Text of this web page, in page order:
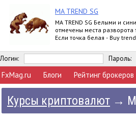
MA TREND SG
MA TREND SG Белыми и
отмечены места разворота
Если точка белая - Buy
Логин: Пароль:
FxMag.ru Блоги Рейтинг брокеров
Курсы криптовалют →